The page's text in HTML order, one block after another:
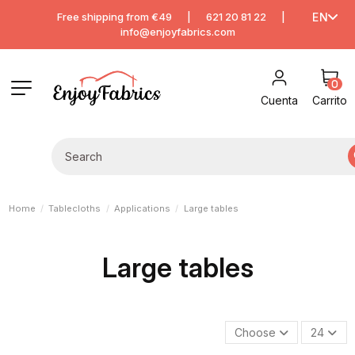
Free shipping from €49 621 20 81 22
info@enjoyfabrics.com
EN
Cuenta
0
Carrito
Home Tablecloths Applications Large tables
Large tables
Choose 24